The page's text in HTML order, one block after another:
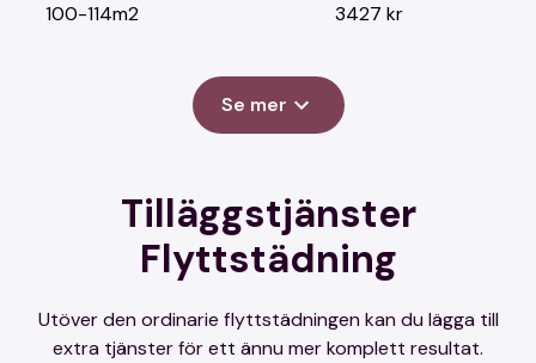
100-114m2 3427 kr
Se mer
Tilläggstjänster
Flyttstädning
Utöver den ordinarie flyttstädningen kan du lägga till
extra tjänster för ett ännu mer komplett resultat.